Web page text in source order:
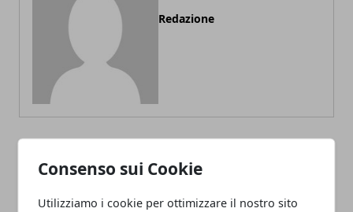
Consenso sui Cookie
Utilizziamo i cookie per ottimizzare il nostro sito
Redazione
ARTICOLI CORRELATI